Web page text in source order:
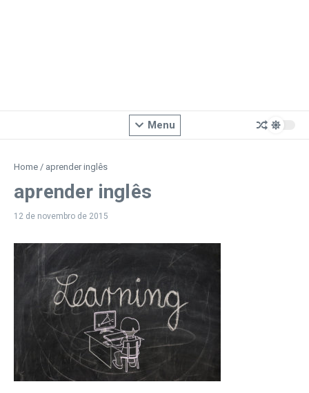
Menu
Home / aprender inglês
aprender inglês
12 de novembro de 2015